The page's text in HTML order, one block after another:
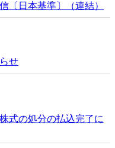
〔日本基準〕（連結）
せ
式の処分の払込完了に